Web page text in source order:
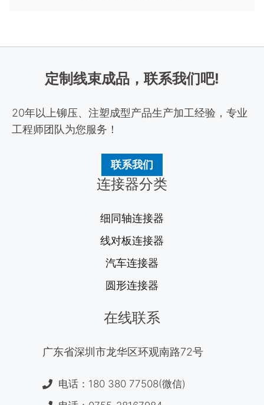
定制线束成品，联系我们吧!
20年以上铆压、注塑成型产品生产加工经验，专业
工程师团队为您服务！
联系我们
连接器分类
细同轴连接器
线对板连接器
汽车连接器
圆形连接器
在线联系
广东省深圳市龙华区环观南路72号
电话：180 380 77508(微信)